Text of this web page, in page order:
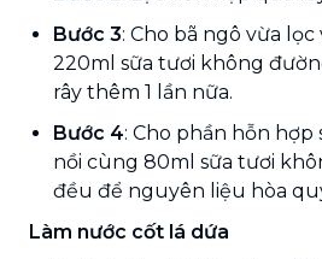
Bước 3: Cho bã ngô vừa
220ml sữa tươi không
rây thêm 1 lần nữa.
Bước 4: Cho phần hỗn hợp
nồi cùng 80ml sữa tươi
đều để nguyên liệu hòa
Làm nước cốt lá dứa